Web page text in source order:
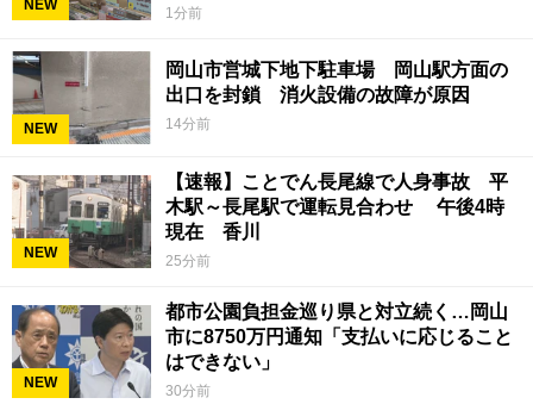
NEW 1分前
NEW
岡山市営城下地下駐車場 岡山駅方面の
出口を封鎖 消火設備の故障が原因
14分前
NEW
【速報】ことでん長尾線で人身事故 平
木駅～長尾駅で運転見合わせ 午後4時
現在 香川
25分前
NEW
都市公園負担金巡り県と対立続く…岡山
市に8750万円通知「支払いに応じること
はできない」
30分前